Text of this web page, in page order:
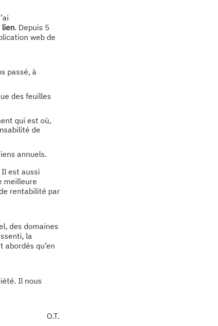
lien. Depuis 5
web de
passé, à
des feuilles
qui est où,
de
annuels.
Il est aussi
meilleure
rentabilité par
des domaines
la
qu’en
Il nous
O.T.